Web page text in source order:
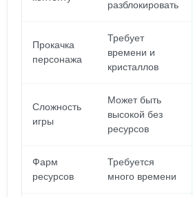
разблокировать
Прокачка
персонажа
Требует
времени и
кристаллов
Сложность
игры
Может быть
высокой без
ресурсов
Фарм
ресурсов
Требуется
много времени